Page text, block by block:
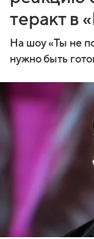
теракт в
На шоу «Ты не
нужно быть